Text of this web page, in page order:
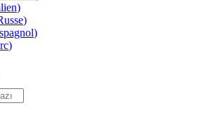
)
)
)
)